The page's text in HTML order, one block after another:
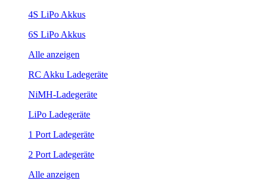
4S LiPo Akkus
6S LiPo Akkus
Alle anzeigen
RC Akku Ladegeräte
NiMH-Ladegeräte
LiPo Ladegeräte
1 Port Ladegeräte
2 Port Ladegeräte
Alle anzeigen